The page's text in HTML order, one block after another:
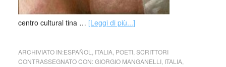
centro cultural tina … [Leggi di più...]
ARCHIVIATO IN:ESPAÑOL ITALIA, POETI, SCRITTORI
CONTRASSEGNATO CON:GIORGIO MANGANELLI, ITALIA,